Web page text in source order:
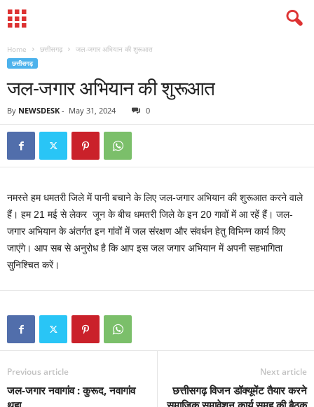
Home छत्तीसगढ़ जल-जगार अभियान की शुरूआत
छत्तीसगढ़
जल-जगार अभियान की शुरूआत
By NEWSDESK - May 31, 2024 0
नमस्ते हम धमतरी जिले में पानी बचाने के लिए जल-जगार अभियान की शुरूआत करने वाले
हैं। हम 21 मई से लेकर जून के बीच धमतरी जिले के इन 20 गावों में आ रहें हैं। जल-
जगार अभियान के अंतर्गत इन गांवों में जल संरक्षण और संवर्धन हेतु विभिन्न कार्य किए
जाएंगे। आप सब से अनुरोध है कि आप इस जल जगार अभियान में अपनी सहभागिता
सुनिश्चित करें।
Previous article
जल-जगार नवागांव : कुरूद, नवागांव
Next article
छत्तीसगढ़ विजन डॉक्यूमेंट तैयार करने